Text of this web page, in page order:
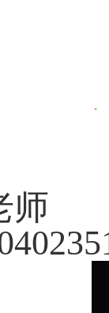
师